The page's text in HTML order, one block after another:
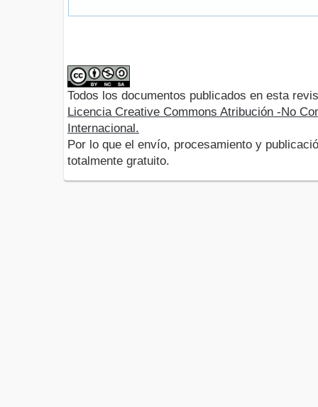
Todos los documentos publicados en esta
Licencia Creative Commons Atribución -No
Internacional.
Por lo que el envío, procesamiento y
totalmente gratuito.